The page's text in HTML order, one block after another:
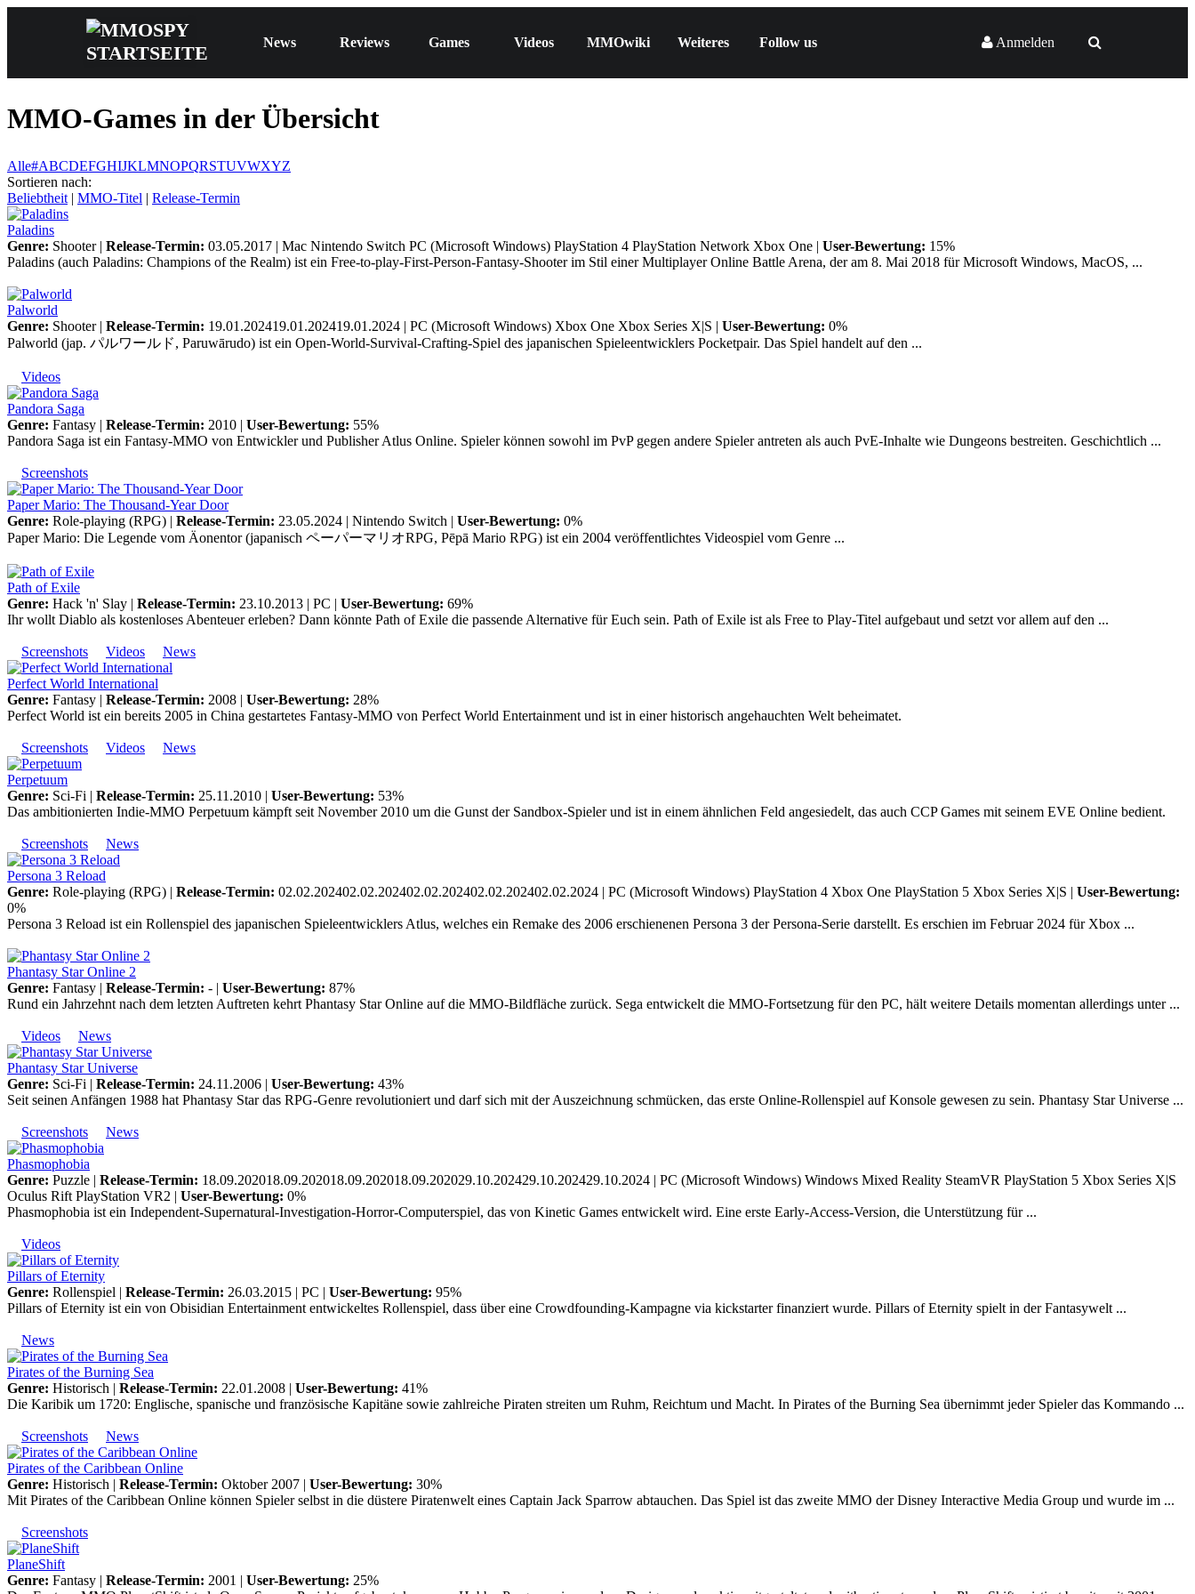
News Reviews Games Videos MMOwiki Weiteres Follow us Anmelden
MMO-Games in der Übersicht
Alle#ABCDEFGHIJKLMNOPQRSTUVWXYZ
Sortieren nach:
Beliebtheit | MMO-Titel | Release-Termin
Paladins
Genre: Shooter | Release-Termin: 03.05.2017 | Mac Nintendo Switch PC (Microsoft Windows) PlayStation 4 PlayStation Network Xbox One | User-Bewertung: 15%
Paladins (auch Paladins: Champions of the Realm) ist ein Free-to-play-First-Person-Fantasy-Shooter im Stil einer Multiplayer Online Battle Arena, der am 8. Mai 2018 für Microsoft Windows, MacOS, ...
Palworld
Genre: Shooter | Release-Termin: 19.01.202419.01.202419.01.2024 | PC (Microsoft Windows) Xbox One Xbox Series X|S | User-Bewertung: 0%
Palworld (jap. パルワールド, Paruwārudo) ist ein Open-World-Survival-Crafting-Spiel des japanischen Spieleentwicklers Pocketpair. Das Spiel handelt auf den ...
Videos
Pandora Saga
Genre: Fantasy | Release-Termin: 2010 | User-Bewertung: 55%
Pandora Saga ist ein Fantasy-MMO von Entwickler und Publisher Atlus Online. Spieler können sowohl im PvP gegen andere Spieler antreten als auch PvE-Inhalte wie Dungeons bestreiten. Geschichtlich ...
Screenshots
Paper Mario: The Thousand-Year Door
Genre: Role-playing (RPG) | Release-Termin: 23.05.2024 | Nintendo Switch | User-Bewertung: 0%
Paper Mario: Die Legende vom Äonentor (japanisch ペーパーマリオRPG, Pēpā Mario RPG) ist ein 2004 veröffentlichtes Videospiel vom Genre ...
Path of Exile
Genre: Hack 'n' Slay | Release-Termin: 23.10.2013 | PC | User-Bewertung: 69%
Ihr wollt Diablo als kostenloses Abenteuer erleben? Dann könnte Path of Exile die passende Alternative für Euch sein. Path of Exile ist als Free to Play-Titel aufgebaut und setzt vor allem auf den ...
Screenshots Videos News
Perfect World International
Genre: Fantasy | Release-Termin: 2008 | User-Bewertung: 28%
Perfect World ist ein bereits 2005 in China gestartetes Fantasy-MMO von Perfect World Entertainment und ist in einer historisch angehauchten Welt beheimatet.
Screenshots Videos News
Perpetuum
Genre: Sci-Fi | Release-Termin: 25.11.2010 | User-Bewertung: 53%
Das ambitionierten Indie-MMO Perpetuum kämpft seit November 2010 um die Gunst der Sandbox-Spieler und ist in einem ähnlichen Feld angesiedelt, das auch CCP Games mit seinem EVE Online bedient.
Screenshots News
Persona 3 Reload
Genre: Role-playing (RPG) | Release-Termin: 02.02.202402.02.202402.02.202402.02.202402.02.2024 | PC (Microsoft Windows) PlayStation 4 Xbox One PlayStation 5 Xbox Series X|S | User-Bewertung:
0%
Persona 3 Reload ist ein Rollenspiel des japanischen Spieleentwicklers Atlus, welches ein Remake des 2006 erschienenen Persona 3 der Persona-Serie darstellt. Es erschien im Februar 2024 für Xbox ...
Phantasy Star Online 2
Genre: Fantasy | Release-Termin: - | User-Bewertung: 87%
Rund ein Jahrzehnt nach dem letzten Auftreten kehrt Phantasy Star Online auf die MMO-Bildfläche zurück. Sega entwickelt die MMO-Fortsetzung für den PC, hält weitere Details momentan allerdings unter ...
Videos News
Phantasy Star Universe
Genre: Sci-Fi | Release-Termin: 24.11.2006 | User-Bewertung: 43%
Seit seinen Anfängen 1988 hat Phantasy Star das RPG-Genre revolutioniert und darf sich mit der Auszeichnung schmücken, das erste Online-Rollenspiel auf Konsole gewesen zu sein. Phantasy Star Universe ...
Screenshots News
Phasmophobia
Genre: Puzzle | Release-Termin: 18.09.202018.09.202018.09.202018.09.202029.10.202429.10.202429.10.2024 | PC (Microsoft Windows) Windows Mixed Reality SteamVR PlayStation 5 Xbox Series X|S
Oculus Rift PlayStation VR2 | User-Bewertung: 0%
Phasmophobia ist ein Independent-Supernatural-Investigation-Horror-Computerspiel, das von Kinetic Games entwickelt wird. Eine erste Early-Access-Version, die Unterstützung für ...
Videos
Pillars of Eternity
Genre: Rollenspiel | Release-Termin: 26.03.2015 | PC | User-Bewertung: 95%
Pillars of Eternity ist ein von Obisidian Entertainment entwickeltes Rollenspiel, dass über eine Crowdfounding-Kampagne via kickstarter finanziert wurde. Pillars of Eternity spielt in der Fantasywelt ...
News
Pirates of the Burning Sea
Genre: Historisch | Release-Termin: 22.01.2008 | User-Bewertung: 41%
Die Karibik um 1720: Englische, spanische und französische Kapitäne sowie zahlreiche Piraten streiten um Ruhm, Reichtum und Macht. In Pirates of the Burning Sea übernimmt jeder Spieler das Kommando ...
Screenshots News
Pirates of the Caribbean Online
Genre: Historisch | Release-Termin: Oktober 2007 | User-Bewertung: 30%
Mit Pirates of the Caribbean Online können Spieler selbst in die düstere Piratenwelt eines Captain Jack Sparrow abtauchen. Das Spiel ist das zweite MMO der Disney Interactive Media Group und wurde im ...
Screenshots
PlaneShift
Genre: Fantasy | Release-Termin: 2001 | User-Bewertung: 25%